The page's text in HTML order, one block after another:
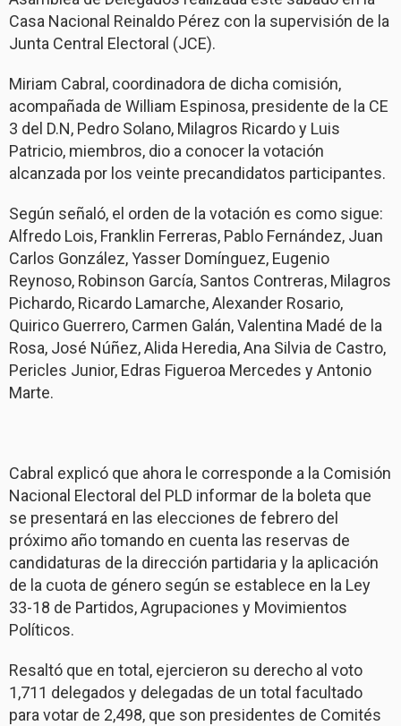
Casa Nacional Reinaldo Pérez con la supervisión de la
Junta Central Electoral (JCE).
Miriam Cabral, coordinadora de dicha comisión,
acompañada de William Espinosa, presidente de la CE
3 del D.N, Pedro Solano, Milagros Ricardo y Luis
Patricio, miembros, dio a conocer la votación
alcanzada por los veinte precandidatos participantes.
Según señaló, el orden de la votación es como sigue:
Alfredo Lois, Franklin Ferreras, Pablo Fernández, Juan
Carlos González, Yasser Domínguez, Eugenio
Reynoso, Robinson García, Santos Contreras, Milagros
Pichardo, Ricardo Lamarche, Alexander Rosario,
Quirico Guerrero, Carmen Galán, Valentina Madé de la
Rosa, José Núñez, Alida Heredia, Ana Silvia de Castro,
Pericles Junior, Edras Figueroa Mercedes y Antonio
Marte.
Cabral explicó que ahora le corresponde a la Comisión
Nacional Electoral del PLD informar de la boleta que
se presentará en las elecciones de febrero del
próximo año tomando en cuenta las reservas de
candidaturas de la dirección partidaria y la aplicación
de la cuota de género según se establece en la Ley
33-18 de Partidos, Agrupaciones y Movimientos
Políticos.
Resaltó que en total, ejercieron su derecho al voto
1,711 delegados y delegadas de un total facultado
para votar de 2,498, que son presidentes de Comités